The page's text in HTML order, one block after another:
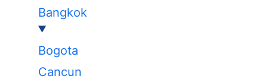
Bangkok
Bogota
Cancun